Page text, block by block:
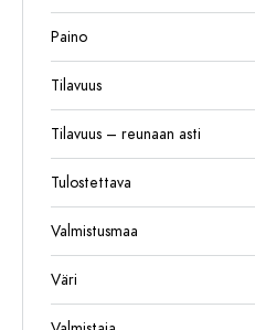
Paino
Tilavuus
Tilavuus – reunaan asti
Tulostettava
Valmistusmaa
Väri